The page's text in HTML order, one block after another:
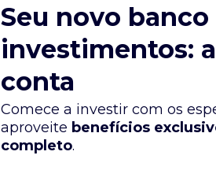
Seu novo banco
investimentos:
conta
Comece a investir com os
aproveite benefícios
completo.